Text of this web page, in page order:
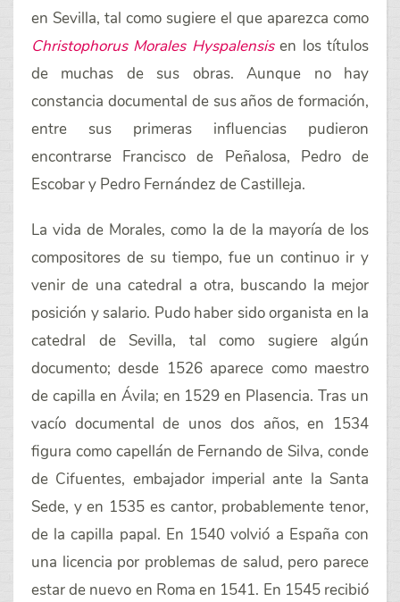
en Sevilla, tal como sugiere el que aparezca como
Christophorus Morales Hyspalensisen los títulos
de muchas de sus obras. Aunque no hay
constancia documental de sus años de formación,
entre sus primeras influencias pudieron
encontrarse Francisco de Peñalosa, Pedro de
Escobar y Pedro Fernández de Castilleja.
La vida de Morales, como la de la mayoría de los
compositores de su tiempo, fue un continuo ir y
venir de una catedral a otra, buscando la mejor
posición y salario. Pudo haber sido organista en la
catedral de Sevilla, tal como sugiere algún
documento; desde 1526 aparece como maestro
de capilla en Ávila; en 1529 en Plasencia. Tras un
vacío documental de unos dos años, en 1534
figura como capellán de Fernando de Silva, conde
de Cifuentes, embajador imperial ante la Santa
Sede, y en 1535 es cantor, probablemente tenor,
de la capilla papal. En 1540 volvió a España con
una licencia por problemas de salud, pero parece
estar de nuevo en Roma en 1541. En 1545 recibió